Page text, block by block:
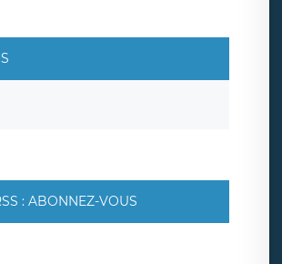
: ABONNEZ-VOUS